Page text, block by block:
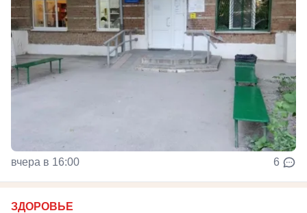
вчера в 16:00 6
ЗДОРОВЬЕ